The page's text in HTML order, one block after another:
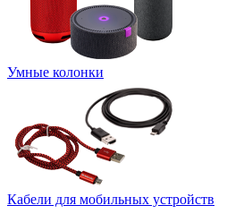
Умные колонки
Кабели для мобильных устройств